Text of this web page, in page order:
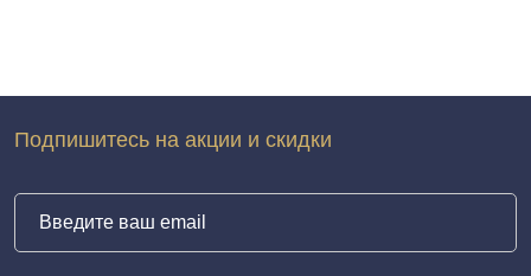
Подпишитесь на акции и скидки